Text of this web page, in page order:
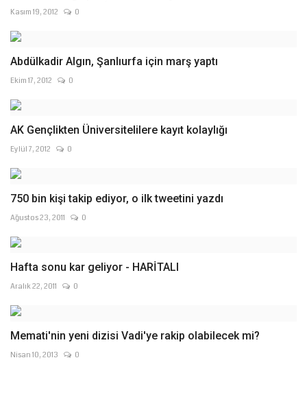
Kasım 19, 2012 0
Abdülkadir Algın, Şanlıurfa için marş yaptı
Ekim 17, 2012 0
AK Gençlikten Üniversitelilere kayıt kolaylığı
Eylül 7, 2012 0
750 bin kişi takip ediyor, o ilk tweetini yazdı
Ağustos 23, 2011 0
Hafta sonu kar geliyor - HARİTALI
Aralık 22, 2011 0
Memati'nin yeni dizisi Vadi'ye rakip olabilecek mi?
Nisan 10, 2013 0